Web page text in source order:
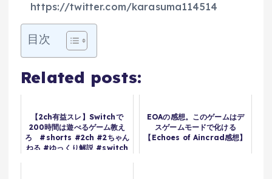
https://twitter.com/karasuma114514
目次
Related posts:
【2ch有益スレ】Switchで
200時間は遊べるゲーム教え
ろ #shorts #2ch #2ちゃん
ねる #ゆっくり解説 #switch
EOAの感想。このゲームはデ
スゲームモードで化ける
【Echoes of Aincrad感想】